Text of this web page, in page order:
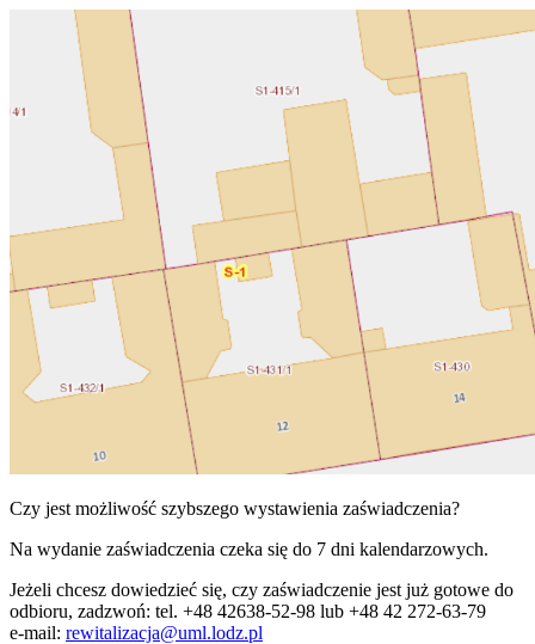
Czy jest możliwość szybszego wystawienia zaświadczenia?
Na wydanie zaświadczenia czeka się do 7 dni kalendarzowych.
Jeżeli chcesz dowiedzieć się, czy zaświadczenie jest już gotowe do
odbioru, zadzwoń: tel. +48 42638-52-98 lub +48 42 272-63-79
e-mail: rewitalizacja@uml.lodz.pl